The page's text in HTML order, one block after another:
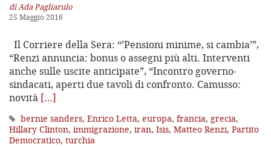
di Ada Pagliarulo
25 Maggio 2016
Il Corriere della Sera: “’Pensioni minime, si cambia’”,
“Renzi annuncia: bonus o assegni più alti. Interventi
anche sulle uscite anticipate”, “Incontro governo-
sindacati, aperti due tavoli di confronto. Camusso:
novità […]
bernie sanders, Enrico Letta, europa, francia, grecia,
Hillary Clinton, immigrazione, iran, Isis, Matteo Renzi, Partito
Democratico, turchia